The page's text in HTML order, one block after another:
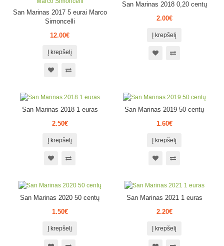
San Marinas 2017 5 eurai Marco
Simoncelli
12.00€
Į krepšelį
San Marinas 2018 0,20 centų
2.00€
Į krepšelį
San Marinas 2018 1 euras
2.50€
Į krepšelį
San Marinas 2019 50 centų
1.60€
Į krepšelį
San Marinas 2020 50 centų
1.50€
Į krepšelį
San Marinas 2021 1 euras
2.20€
Į krepšelį